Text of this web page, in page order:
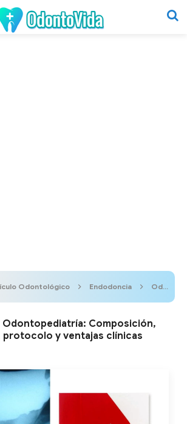
Odontológico Endodoncia Odontopediatría
Odontopediatría: Composición,
protocolo y ventajas clínicas